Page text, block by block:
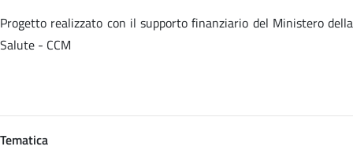
Progetto realizzato con il supporto finanziario del Ministero della
Salute - CCM
Tematica